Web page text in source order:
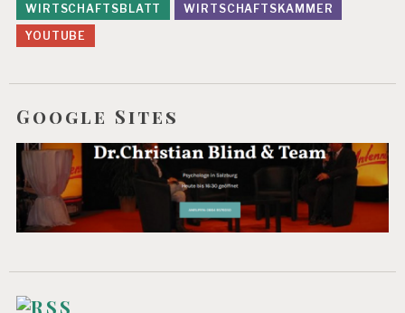
WIRTSCHAFTSBLATT
WIRTSCHAFTSKAMMER
YOUTUBE
Google Sites